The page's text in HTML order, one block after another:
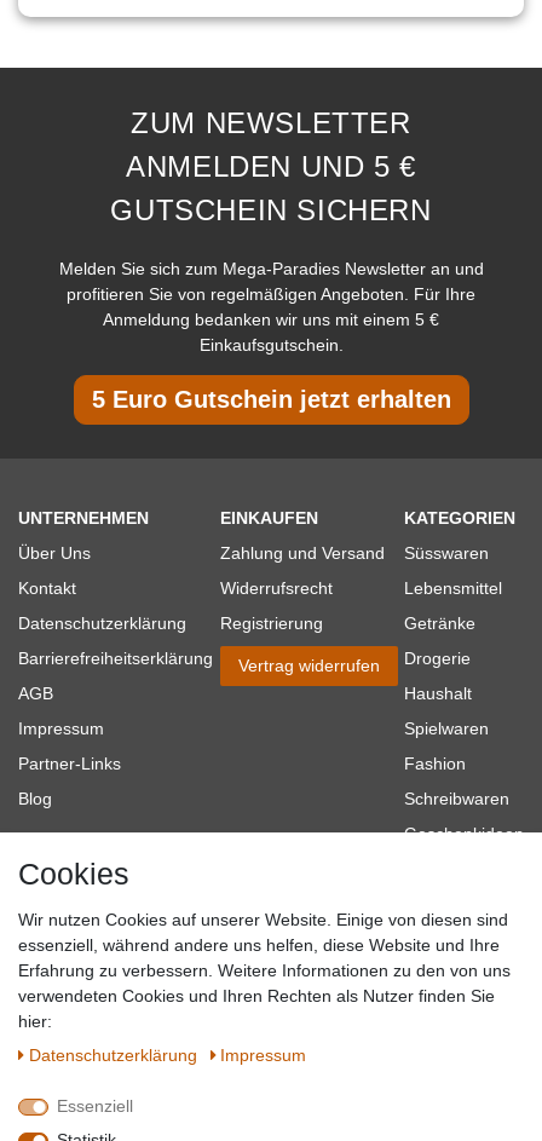
ZUM NEWSLETTER
ANMELDEN UND 5 €
GUTSCHEIN SICHERN
Melden Sie sich zum Mega-Paradies Newsletter an und
profitieren Sie von regelmäßigen Angeboten. Für Ihre
Anmeldung bedanken wir uns mit einem 5 €
Einkaufsgutschein.
5 Euro Gutschein jetzt erhalten
UNTERNEHMEN
Über Uns
Kontakt
Datenschutzerklärung
Barrierefreiheitserklärung
AGB
Impressum
Partner-Links
Blog
EINKAUFEN
Zahlung und Versand
Widerrufsrecht
Registrierung
Vertrag widerrufen
KATEGORIEN
Süsswaren
Lebensmittel
Getränke
Drogerie
Haushalt
Spielwaren
Fashion
Schreibwaren
Geschenkideen
Topmarken
SICHER EINKAUFEN
QUALITÄT
WIR AKZEPTIEREN
Cookies
Wir nutzen Cookies auf unserer Website. Einige von diesen sind
essenziell, während andere uns helfen, diese Website und Ihre
Erfahrung zu verbessern. Weitere Informationen zu den von uns
verwendeten Cookies und Ihren Rechten als Nutzer finden Sie
hier:
Daten­schutz­erklärung
Impressum
Essenziell